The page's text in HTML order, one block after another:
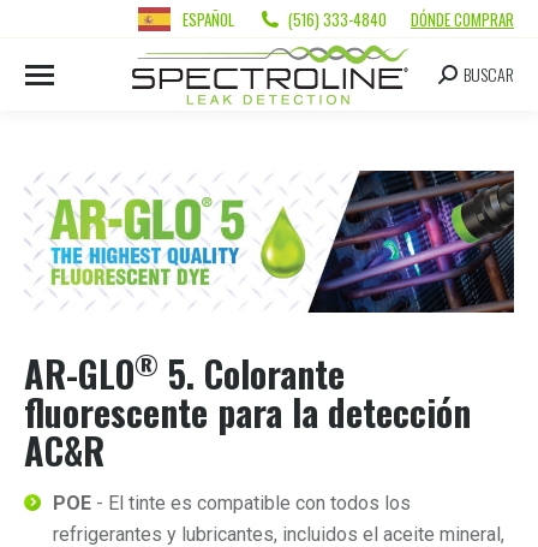
ESPAÑOL (516) 333-4840 DÓNDE COMPRAR
BUSCAR
AR-GLO® 5. Colorante
fluorescente para la detección
AC&R
POE - El tinte es compatible con todos los
refrigerantes y lubricantes, incluidos el aceite mineral,